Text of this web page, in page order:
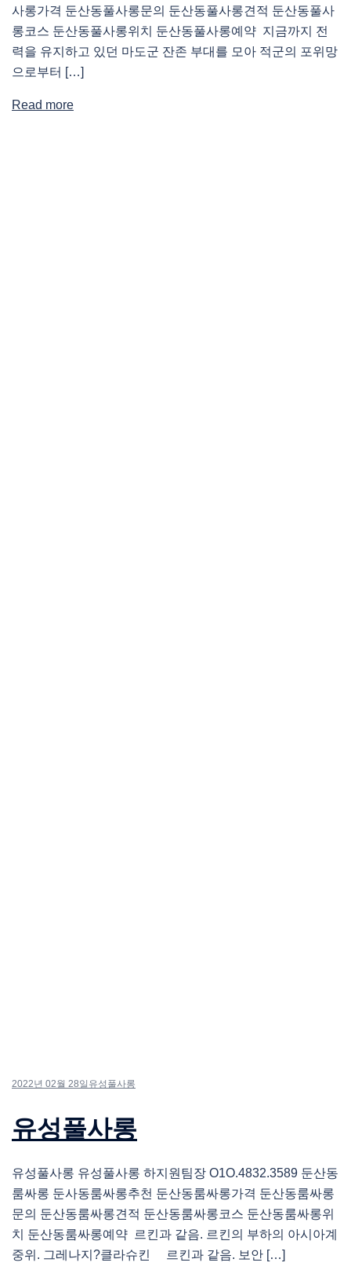
사롱가격 둔산동풀사롱문의 둔산동풀사롱견적 둔산동풀사
롱코스 둔산동풀사롱위치 둔산동풀사롱예약 지금까지 전
력을 유지하고 있던 마도군 잔존 부대를 모아 적군의 포위망
으로부터 […]
Read more
2022년 02월 28일 유성풀사롱
유성풀사롱
유성풀사롱 유성풀사롱 하지원팀장 O1O.4832.3589 둔산동
룸싸롱 둔사동룸싸롱추천 둔산동룸싸롱가격 둔산동룸싸롱
문의 둔산동룸싸롱견적 둔산동룸싸롱코스 둔산동룸싸롱위
치 둔산동룸싸롱예약 르킨과 같음. 르킨의 부하의 아시아계
중위. 그레나지?클라슈킨 르킨과 같음. 보안 […]